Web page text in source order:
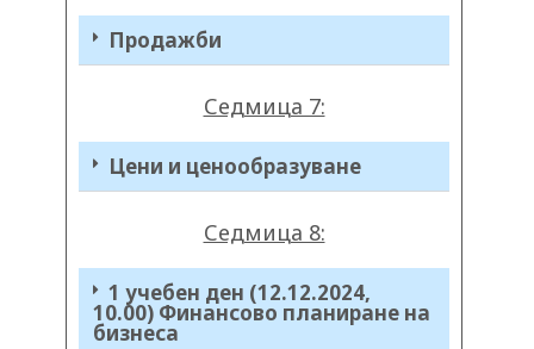
Продажби
Седмица 7:
Цени и ценообразуване
Седмица 8:
1 учебен ден (12.12.2024,
10.00) Финансово планиране на
бизнеса